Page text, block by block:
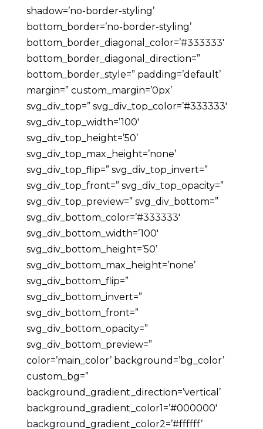
shadow=’no-border-styling’
bottom_border=’no-border-styling’
bottom_border_diagonal_color=’#333333′
bottom_border_diagonal_direction=”
bottom_border_style=” padding=’default’
margin=” custom_margin=’0px’
svg_div_top=” svg_div_top_color=’#333333′
svg_div_top_width=’100′
svg_div_top_height=’50’
svg_div_top_max_height=’none’
svg_div_top_flip=” svg_div_top_invert=”
svg_div_top_front=” svg_div_top_opacity=”
svg_div_top_preview=” svg_div_bottom=”
svg_div_bottom_color=’#333333′
svg_div_bottom_width=’100′
svg_div_bottom_height=’50’
svg_div_bottom_max_height=’none’
svg_div_bottom_flip=”
svg_div_bottom_invert=”
svg_div_bottom_front=”
svg_div_bottom_opacity=”
svg_div_bottom_preview=”
color=’main_color’ background=’bg_color’
custom_bg=”
background_gradient_direction=’vertical’
background_gradient_color1=’#000000′
background_gradient_color2=’#ffffff’